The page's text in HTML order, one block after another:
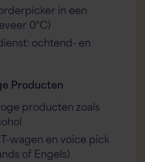
in een
0°C)
ochtend- en
Producten
producten zoals
wagen en voice pick
of Engels)